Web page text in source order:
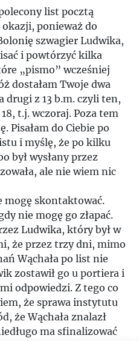
list pocztą
ponieważ do
szwagier Ludwika,
i powtórzyć kilka
„pismo” wcześniej
dostałam Twoje dwa
drugi z 13 b.m. czyli ten,
t.j. wczoraj. Poza tem
Pisałam do Ciebie po
i myślę, że po kilku
był wysłany przez
ale nie wiem nic
mogę skontaktować.
nie mogę go złapać.
Ludwika, który był w
że przez trzy dni, mimo
Wąchała po list nie
zostawił go u portiera i
odpowiedzi. Z tego co
że sprawa instytutu
że Wąchała znalazł
ma sfinalizować